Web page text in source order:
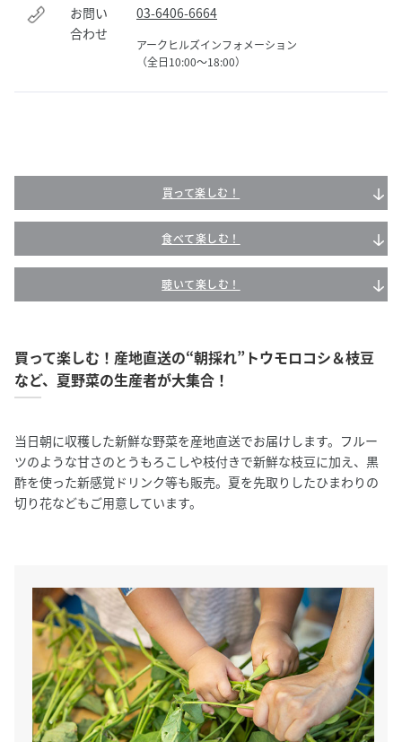
お問い
合わせ
03-6406-6664
アークヒルズインフォメーション
（全日10:00～18:00）
買って楽しむ！
食べて楽しむ！
聴いて楽しむ！
買って楽しむ！産地直送の“朝採れ”トウモロコシ＆枝豆
など、夏野菜の生産者が大集合！
当日朝に収穫した新鮮な野菜を産地直送でお届けします。フルー
ツのような甘さのとうもろこしや枝付きで新鮮な枝豆に加え、黒
酢を使った新感覚ドリンク等も販売。夏を先取りしたひまわりの
切り花などもご用意しています。